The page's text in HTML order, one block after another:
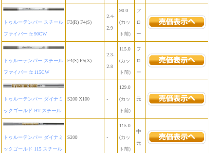
トゥルーテンパー スチール
ファイバー fc 90CW
F3(R) F4(S)
2.4-
2.9
90.0
(カッ
ト前)
フ
ロ
ー
トゥルーテンパー スチール
ファイバー fc 115CW
F4(S) F5(X)
2.3-
2.8
115.0
(カッ
ト前)
フ
ロ
ー
トゥルーテンパー ダイナミ
ックゴールド HT スチール
S200 X100 -
129.0
(カッ
ト前)
元
トゥルーテンパー ダイナミ
ックゴールド 115 スチール
S200 -
115.0
(カッ
ト前)
中
元